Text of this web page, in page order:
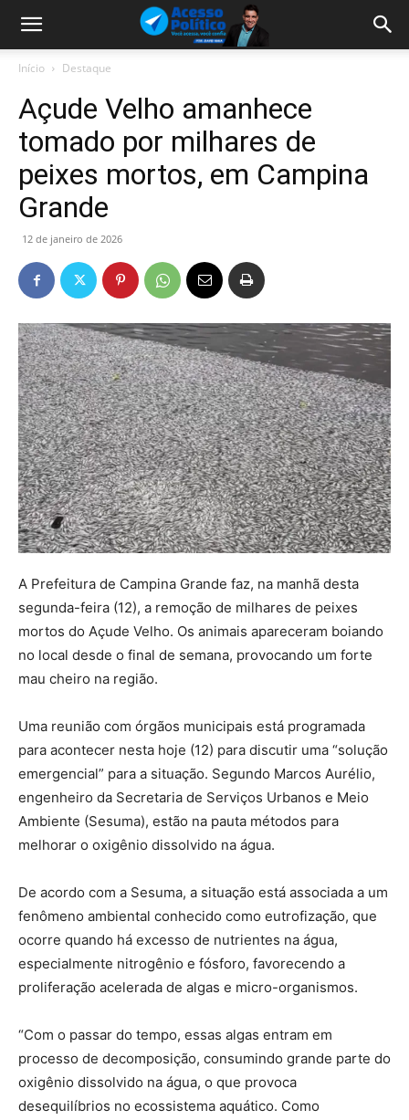
Início Destaque
Açude Velho amanhece
tomado por milhares de
peixes mortos, em Campina
Grande
12 de janeiro de 2026
A Prefeitura de Campina Grande faz, na manhã desta
segunda-feira (12), a remoção de milhares de peixes
mortos do Açude Velho. Os animais apareceram boiando
no local desde o final de semana, provocando um forte
mau cheiro na região.
Uma reunião com órgãos municipais está programada
para acontecer nesta hoje (12) para discutir uma “solução
emergencial” para a situação. Segundo Marcos Aurélio,
engenheiro da Secretaria de Serviços Urbanos e Meio
Ambiente (Sesuma), estão na pauta métodos para
melhorar o oxigênio dissolvido na água.
De acordo com a Sesuma, a situação está associada a um
fenômeno ambiental conhecido como eutrofização, que
ocorre quando há excesso de nutrientes na água,
especialmente nitrogênio e fósforo, favorecendo a
proliferação acelerada de algas e micro-organismos.
“Com o passar do tempo, essas algas entram em
processo de decomposição, consumindo grande parte do
oxigênio dissolvido na água, o que provoca
desequilíbrios no ecossistema aquático. Como